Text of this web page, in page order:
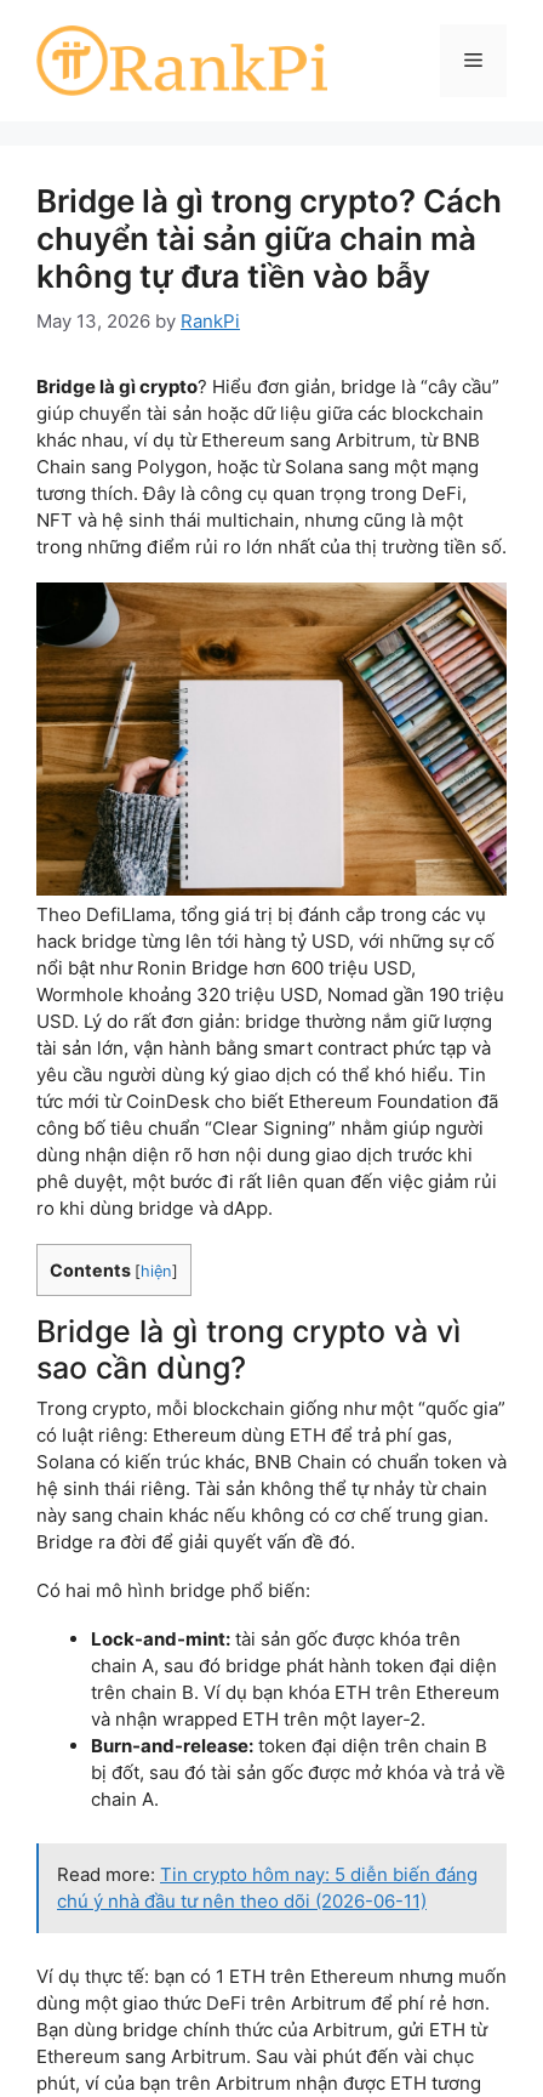
content
Menu
Bridge là gì trong crypto? Cách
chuyển tài sản giữa chain mà
không tự đưa tiền vào bẫy
May 13, 2026 by RankPi
Bridge là gì crypto? Hiểu đơn giản, bridge là “cây cầu”
giúp chuyển tài sản hoặc dữ liệu giữa các blockchain
khác nhau, ví dụ từ Ethereum sang Arbitrum, từ BNB
Chain sang Polygon, hoặc từ Solana sang một mạng
tương thích. Đây là công cụ quan trọng trong DeFi,
NFT và hệ sinh thái multichain, nhưng cũng là một
trong những điểm rủi ro lớn nhất của thị trường tiền số.
Theo DefiLlama, tổng giá trị bị đánh cắp trong các vụ
hack bridge từng lên tới hàng tỷ USD, với những sự cố
nổi bật như Ronin Bridge hơn 600 triệu USD,
Wormhole khoảng 320 triệu USD, Nomad gần 190 triệu
USD. Lý do rất đơn giản: bridge thường nắm giữ lượng
tài sản lớn, vận hành bằng smart contract phức tạp và
yêu cầu người dùng ký giao dịch có thể khó hiểu. Tin
tức mới từ CoinDesk cho biết Ethereum Foundation đã
công bố tiêu chuẩn “Clear Signing” nhằm giúp người
dùng nhận diện rõ hơn nội dung giao dịch trước khi
phê duyệt, một bước đi rất liên quan đến việc giảm rủi
ro khi dùng bridge và dApp.
Contents [hiện]
Bridge là gì trong crypto và vì
sao cần dùng?
Trong crypto, mỗi blockchain giống như một “quốc gia”
có luật riêng: Ethereum dùng ETH để trả phí gas,
Solana có kiến trúc khác, BNB Chain có chuẩn token và
hệ sinh thái riêng. Tài sản không thể tự nhảy từ chain
này sang chain khác nếu không có cơ chế trung gian.
Bridge ra đời để giải quyết vấn đề đó.
Có hai mô hình bridge phổ biến:
Lock-and-mint: tài sản gốc được khóa trên
chain A, sau đó bridge phát hành token đại diện
trên chain B. Ví dụ bạn khóa ETH trên Ethereum
và nhận wrapped ETH trên một layer-2.
Burn-and-release: token đại diện trên chain B
bị đốt, sau đó tài sản gốc được mở khóa và trả về
chain A.
Read more: Tin crypto hôm nay: 5 diễn biến đáng
chú ý nhà đầu tư nên theo dõi (2026-06-11)
Ví dụ thực tế: bạn có 1 ETH trên Ethereum nhưng muốn
dùng một giao thức DeFi trên Arbitrum để phí rẻ hơn.
Bạn dùng bridge chính thức của Arbitrum, gửi ETH từ
Ethereum sang Arbitrum. Sau vài phút đến vài chục
phút, ví của bạn trên Arbitrum nhận được ETH tương